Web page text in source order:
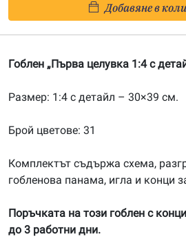
целувка
1:4
детайл
Добавяне в
Гоблен „Първа целувка 1:4 с
Размер: 1:4 с детайл – 30×39 см.
Брой цветове: 31
Комплектът съдържа схема,
гобленова панама, игла и конци
Поръчката на този гоблен с
до 3 работни дни.